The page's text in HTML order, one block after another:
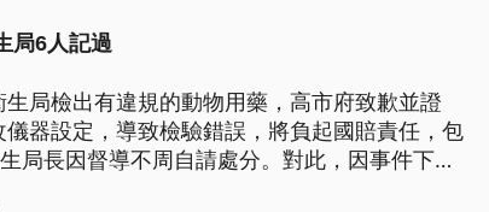
局6人記過
局檢出有違規的動物用藥，高市府致歉並證
器設定，導致檢驗錯誤，將負起國賠責任，包
局長因督導不周自請處分。對此，因事件下架